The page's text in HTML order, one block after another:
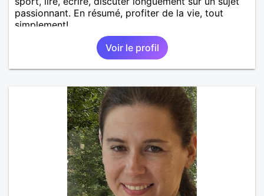
passionnant. En résumé, profiter de la vie, tout
simplement!
Voir le profil